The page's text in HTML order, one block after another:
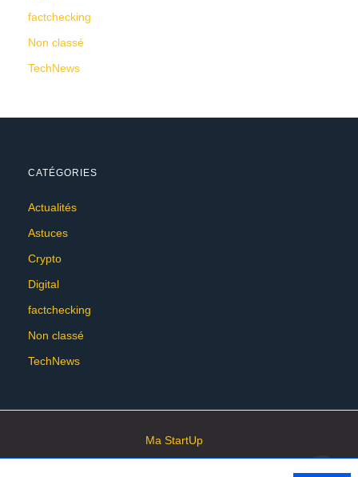
factchecking
Non classé
TechNews
CATÉGORIES
Actualités
Astuces
Crypto
Digital
factchecking
Non classé
TechNews
Ma StartUp